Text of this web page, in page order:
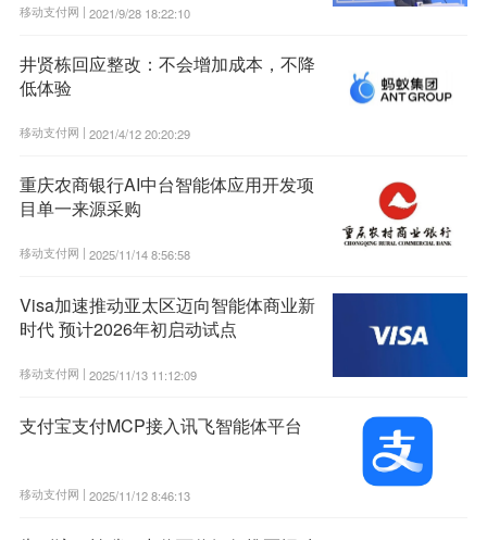
移动支付网 | 2021/9/28 18:22:10
井贤栋回应整改：不会增加成本，不降
低体验
移动支付网 | 2021/4/12 20:20:29
重庆农商银行AI中台智能体应用开发项
目单一来源采购
移动支付网 | 2025/11/14 8:56:58
Visa加速推动亚太区迈向智能体商业新
时代 预计2026年初启动试点
移动支付网 | 2025/11/13 11:12:09
支付宝支付MCP接入讯飞智能体平台
移动支付网 | 2025/11/12 8:46:13